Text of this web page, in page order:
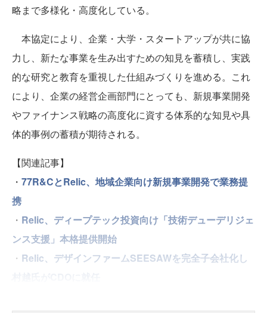
略まで多様化・高度化している。
本協定により、企業・大学・スタートアップが共に協
力し、新たな事業を生み出すための知見を蓄積し、実践
的な研究と教育を重視した仕組みづくりを進める。これ
により、企業の経営企画部門にとっても、新規事業開発
やファイナンス戦略の高度化に資する体系的な知見や具
体的事例の蓄積が期待される。
【関連記事】
・ 77R&CとRelic、地域企業向け新規事業開発で業務提
携
・ Relic、ディープテック投資向け「技術デューデリジェ
ンス支援」本格提供開始
・ Relic、デザインファームSEESAWを完全子会社化し